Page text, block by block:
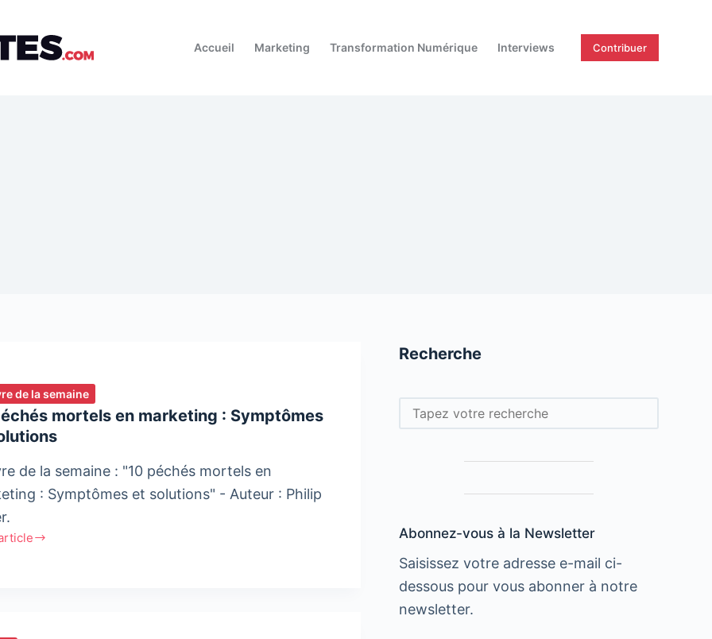
Accueil Marketing Transformation Numérique Interviews Contribuer
de la semaine
mortels en marketing​ : Symptômes
de la semaine : "10 péchés mortels en
: Symptômes et solutions" - Auteur : Philip
Recherche
Rechercher
Abonnez-vous à la Newsletter
Saisissez votre adresse e-mail ci-
dessous pour vous abonner à notre
newsletter.